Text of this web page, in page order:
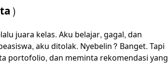
juara kelas. Aku belajar, gagal, dan
aku ditolak. Nyebelin? Banget. Tapi
portofolio, dan meminta rekomendasi yang